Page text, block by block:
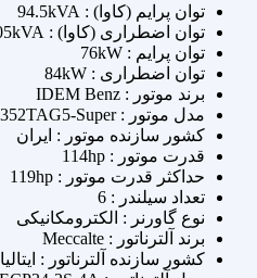
توان پرایم (کاوا) : 94.5kVA
توان اضطراری (کاوا) : 105kVA
توان پرایم : 76kW
توان اضطراری : 84kW
برند موتور : IDEM Benz
مدل موتور : OM352TAG5-Super
کشور سازنده موتور : ایران
قدرت موتور : 114hp
حداکثر قدرت موتور : 119hp
تعداد سیلندر : 6
نوع گاورنر : الکترومکانیکی
برند آلترناتور : Meccalte
کشور سازنده آلترناتور : ایتالیا